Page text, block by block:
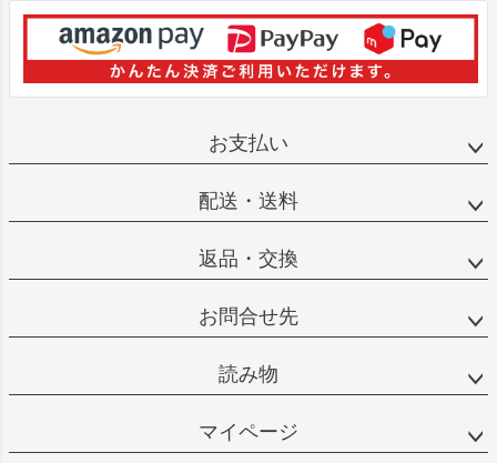
お支払い
配送・送料
返品・交換
お問合せ先
読み物
マイページ